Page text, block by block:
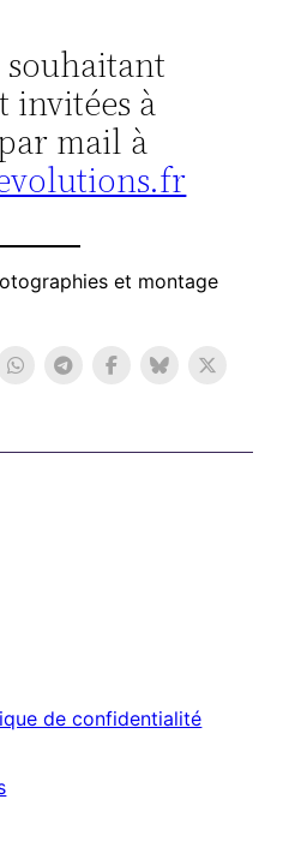
souhaitant
invitées à
mail à
et montage
de confidentialité